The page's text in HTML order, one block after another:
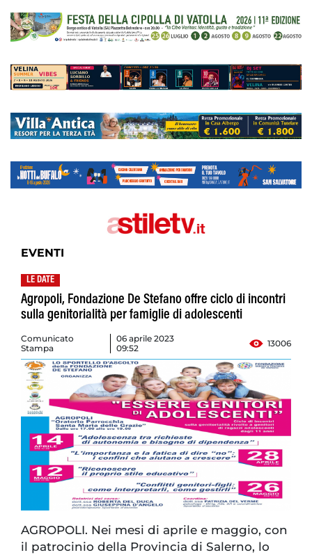
EVENTI
LE DATE
Agropoli, Fondazione De Stefano offre ciclo di incontri
sulla genitorialità per famiglie di adolescenti
Comunicato
Stampa
06 aprile 2023
09:52
13006
AGROPOLI. Nei mesi di aprile e maggio, con
il patrocinio della Provincia di Salerno, lo